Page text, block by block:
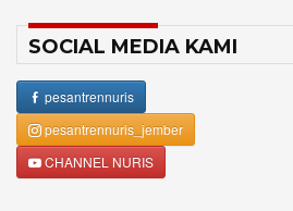
SOCIAL MEDIA KAMI
pesantrennuris
pesantrennuris_jember
CHANNEL NURIS